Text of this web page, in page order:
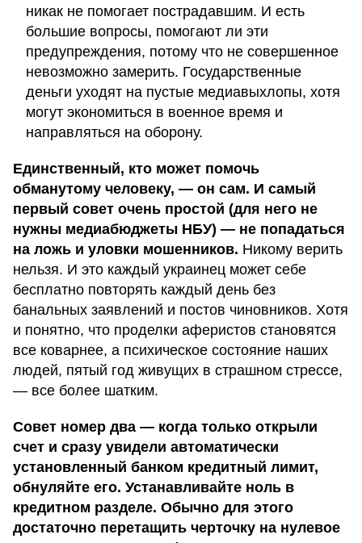
никак не помогает пострадавшим. И есть
большие вопросы, помогают ли эти
предупреждения, потому что не совершенное
невозможно замерить. Государственные
деньги уходят на пустые медиавыхлопы, хотя
могут экономиться в военное время и
направляться на оборону.
Единственный, кто может помочь
обманутому человеку, — он сам. И самый
первый совет очень простой (для него не
нужны медиабюджеты НБУ) — не попадаться
на ложь и уловки мошенников. Никому верить
нельзя. И это каждый украинец может себе
бесплатно повторять каждый день без
банальных заявлений и постов чиновников. Хотя
и понятно, что проделки аферистов становятся
все коварнее, а психическое состояние наших
людей, пятый год живущих в страшном стрессе,
— все более шатким.
Совет номер два — когда только открыли
счет и сразу увидели автоматически
установленный банком кредитный лимит,
обнуляйте его. Устанавливайте ноль в
кредитном разделе. Обычно для этого
достаточно перетащить черточку на нулевое